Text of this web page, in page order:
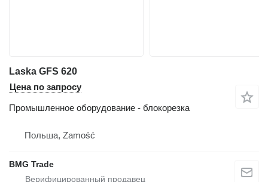
Laska GFS 620
Цена по запросу
Промышленное оборудование - блокорезка
Польша, Zamość
BMG Trade